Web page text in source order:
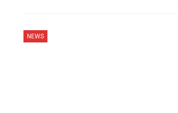
NEWS